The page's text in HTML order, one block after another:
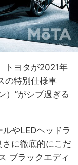
トヨタが2021年
の特別仕様車
）”がシブ過ぎる
やLEDヘッドラ
に徹底的にこだ
ブラックエディ